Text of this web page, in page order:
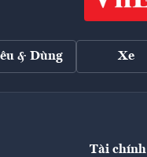
& Dùng Xe
Tài chính